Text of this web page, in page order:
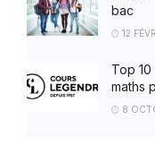
bac
12
Top
maths
8